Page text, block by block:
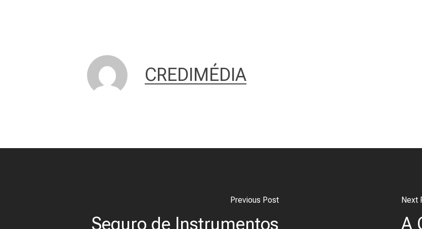
CREDIMÉDIA
Previous Post
Seguro de Instrumentos
Next
A